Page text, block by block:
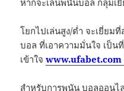
โยกไปเล่นสูง/ต่ำ จะเยี่ยม
บอล ที่เอาความมั่นใจ เป็น
เข้าใจwww.ufabet.com
สำหรับการพนัน บอลออนไ